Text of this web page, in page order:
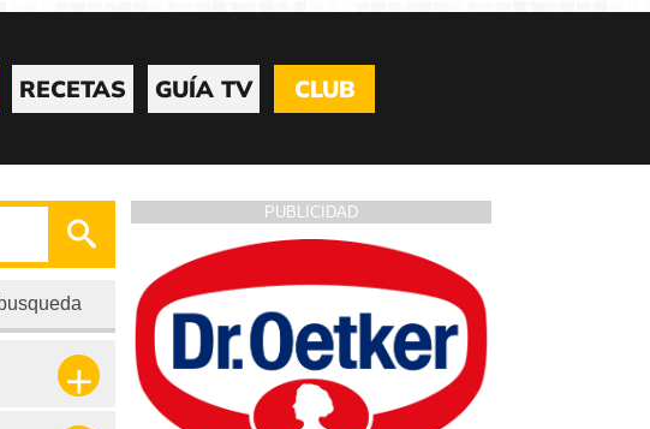
RECETAS GUÍA TV CLUB
PUBLICIDAD